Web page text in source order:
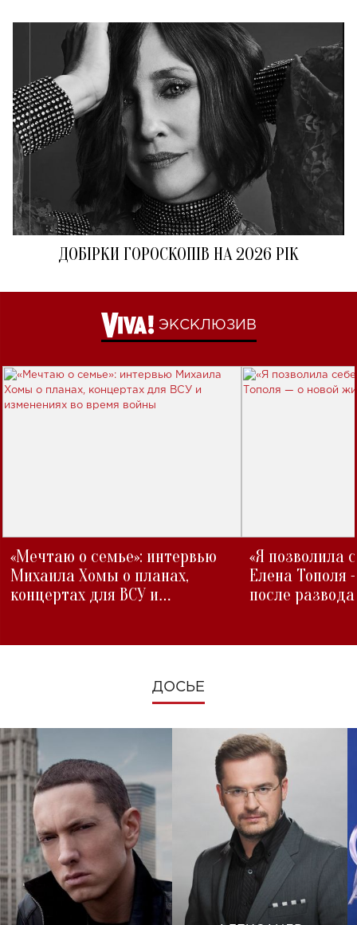
ДОБІРКИ ГОРОСКОПІВ НА 2026 РІК
ЭКСКЛЮЗИВ
«Мечтаю о семье»: интервью
Михаила Хомы о планах,
концертах для ВСУ и
«Я позволила
Елена Тополя
после развода
ДОСЬЕ